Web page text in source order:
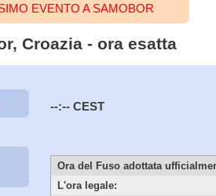
EVENTO A SAMOBOR
Croazia - ora esatta
--:-- CEST
Ora del Fuso adottata
L'ora legale: